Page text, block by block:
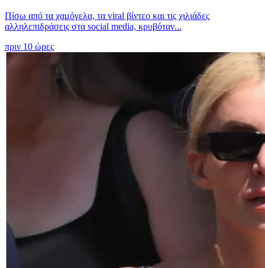
Πίσω από τα χαμόγελα, τα viral βίντεο και τις χιλιάδες
αλληλεπιδράσεις στα social media, κρυβόταν...
πριν 10 ώρες